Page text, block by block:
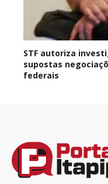
STF autoriza
supostas
federais